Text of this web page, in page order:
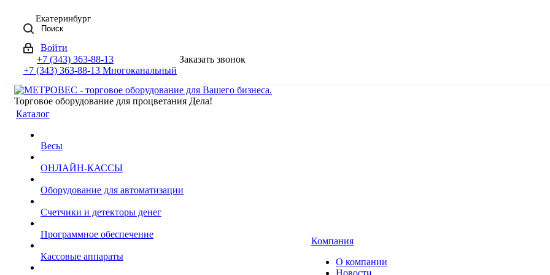
Екатеринбург
Поиск
Войти
+7 (343) 363-88-13
+7 (343) 363-88-13 Многоканальный
Заказать звонок
Торговое оборудование для процветания Дела!
Каталог
Весы
ОНЛАЙН-КАССЫ
Оборудование для автоматизации
Счетчики и детекторы денег
Программное обеспечение
Кассовые аппараты
Компания
О компании
Новости